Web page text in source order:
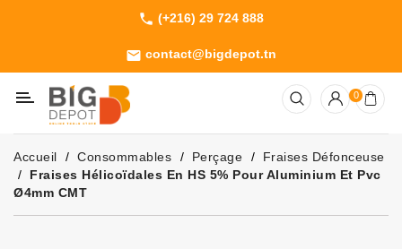
phone (+216) 29 724 888
email contact@bigdepot.tn
Machines
Outillage
Jardinage
Consommables
0
Accueil Consommables Perçage
Fraises Défonceuse
Fraises Hélicoïdales En HS 5% Pour Aluminium Et Pvc
Ø4mm CMT